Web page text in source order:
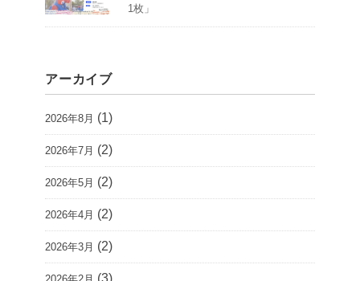
1枚」
アーカイブ
2026年8月 (1)
2026年7月 (2)
2026年5月 (2)
2026年4月 (2)
2026年3月 (2)
(3)